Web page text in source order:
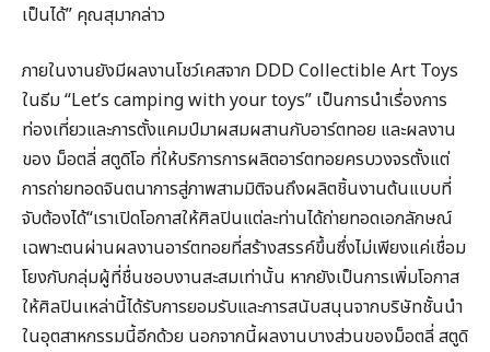
เป็นได้” คุณสุมากล่าว
ภายในงานยังมีผลงานโชว์เคสจาก DDD Collectible Art Toys
ในธีม “Let’s camping with your toys” เป็นการนำเรื่องการ
ท่องเที่ยวและการตั้งแคมป์มาผสมผสานกับอาร์ตทอย และผลงาน
ของ ม็อตลี่ สตูดิโอ ที่ให้บริการการผลิตอาร์ตทอยครบวงจรตั้งแต่
การถ่ายทอดจินตนาการสู่ภาพสามมิติจนถึงผลิตชิ้นงานต้นแบบที่
จับต้องได้“เราเปิดโอกาสให้ศิลปินแต่ละท่านได้ถ่ายทอดเอกลักษณ์
เฉพาะตนผ่านผลงานอาร์ตทอยที่สร้างสรรค์ขึ้นซึ่งไม่เพียงแค่เชื่อม
โยงกับกลุ่มผู้ที่ชื่นชอบงานสะสมเท่านั้น หากยังเป็นการเพิ่มโอกาส
ให้ศิลปินเหล่านี้ได้รับการยอมรับและการสนับสนุนจากบริษัทชั้นนำ
ในอุตสาหกรรมนี้อีกด้วย นอกจากนี้ผลงานบางส่วนของม็อตลี่ สตูดิ